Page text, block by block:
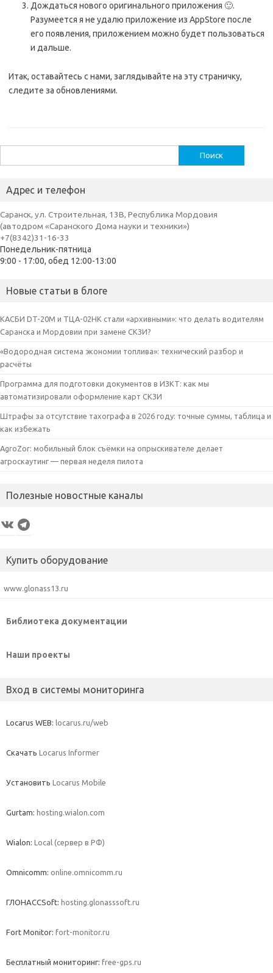
Дождаться нового оригинального приложения 🙂.
Разумеется я не удалю приложение из AppStore после
его появления, приложением можно будет пользоваться
и дальше.
Итак, оставайтесь с нами, заглядывайте на эту страничку,
следите за обновлениями.
Адрес и телефон
Саранск, ул. Строительная, 13В, Республика Мордовия
(автодром «Саранского Дома науки и техники»)
+7(8342)31-16-33
Понедельник-пятница
9:00 - 17:00, обед 12:00-13:00
Новые статьи в блоге
КАСБИ DT-20M и ТЦА-02НК стали «архивными»: что делать водителям
Саранска и Мордовии при замене СКЗИ?
«Водородная система экономии топлива»: технический разбор и
расчёты
Программа для подготовки документов в ИЗКТ: как мы
автоматизировали оформление карт СКЗИ
Штрафы за отсутствие тахографа в 2026 году: точные суммы, таблица и
как избежать
AgroZor: мобильный блок съёмки на опрыскивателе делает
агроскаутинг — первая неделя пилота
Полезные новостные каналы
VK Telegram
Купить оборудование
www.glonass13.ru
Библиотека документации
Наши проекты
Вход в системы мониторинга
Locarus WEB: locarus.ru/web
Скачать Locarus Informer
Установить Locarus Mobile
Gurtam: hosting.wialon.com
Wialon: Local (сервер в РФ)
Omnicomm: online.omnicomm.ru
ГЛОНАССSoft: hosting.glonasssoft.ru
Fort Monitor: fort-monitor.ru
Бесплатный мониторинг: free-gps.ru